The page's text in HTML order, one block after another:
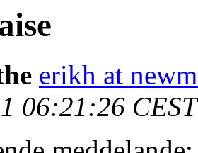
erikh at
06:21:26